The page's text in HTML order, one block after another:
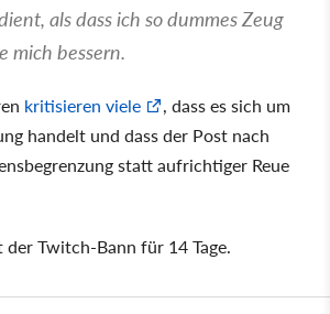
als dass ich so dummes Zeug
mich bessern.
kritisieren viele
, dass es sich um
handelt und dass der Post nach
statt aufrichtiger Reue
der Twitch-Bann für 14 Tage.